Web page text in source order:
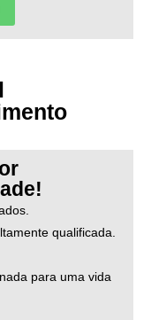
qualificada.
para uma vida